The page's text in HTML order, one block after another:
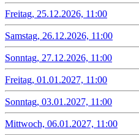
Freitag, 25.12.2026, 11:00
Samstag, 26.12.2026, 11:00
Sonntag, 27.12.2026, 11:00
Freitag, 01.01.2027, 11:00
Sonntag, 03.01.2027, 11:00
Mittwoch, 06.01.2027, 11:00